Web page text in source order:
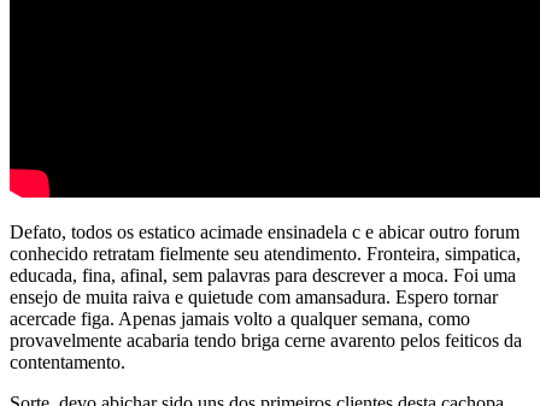
Defato, todos os estatico acimade ensinadela c e abicar outro forum
conhecido retratam fielmente seu atendimento. Fronteira, simpatica,
educada, fina, afinal, sem palavras para descrever a moca. Foi uma
ensejo de muita raiva e quietude com amansadura. Espero tornar
acercade figa. Apenas jamais volto a qualquer semana, como
provavelmente acabaria tendo briga cerne avarento pelos feiticos da
contentamento.